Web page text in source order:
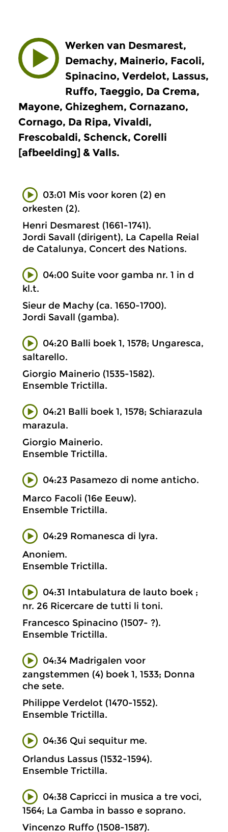
Werken van Desmarest,
Demachy, Mainerio, Facoli,
Spinacino, Verdelot, Lassus,
Ruffo, Taeggio, Da Crema,
Mayone, Ghizeghem, Cornazano,
Cornago, Da Ripa, Vivaldi,
Frescobaldi, Schenck, Corelli
[afbeelding] & Valls.
03:01 Mis voor koren (2) en
orkesten (2).
Henri Desmarest (1661-1741).
Jordi Savall (dirigent), La Capella Reial
de Catalunya, Concert des Nations.
04:00 Suite voor gamba nr. 1 in d
kl.t.
Sieur de Machy (ca. 1650-1700).
Jordi Savall (gamba).
04:20 Balli boek 1, 1578; Ungaresca,
saltarello.
Giorgio Mainerio (1535-1582).
Ensemble Trictilla.
04:21 Balli boek 1, 1578; Schiarazula
marazula.
Giorgio Mainerio.
Ensemble Trictilla.
04:23 Pasamezo di nome anticho.
Marco Facoli (16e Eeuw).
Ensemble Trictilla.
04:29 Romanesca di lyra.
Anoniem.
Ensemble Trictilla.
04:31 Intabulatura de lauto boek ;
nr. 26 Ricercare de tutti li toni.
Francesco Spinacino (1507- ?).
Ensemble Trictilla.
04:34 Madrigalen voor
zangstemmen (4) boek 1, 1533; Donna
che sete.
Philippe Verdelot (1470-1552).
Ensemble Trictilla.
04:36 Qui sequitur me.
Orlandus Lassus (1532-1594).
Ensemble Trictilla.
04:38 Capricci in musica a tre voci,
1564; La Gamba in basso e soprano.
Vincenzo Ruffo (1508-1587).